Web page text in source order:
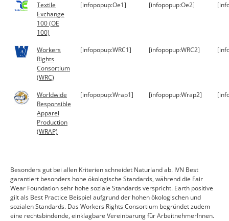
Textile
Exchange
100 (OE
100)
[infopopup:Oe1] [infopopup:Oe2]
Workers
Rights
Consortium
(WRC)
[infopopup:WRC1] [infopopup:WRC2]
Worldwide
Responsible
Apparel
Production
(WRAP)
[infopopup:Wrap1] [infopopup:Wrap2]
Besonders gut bei allen Kriterien schneidet Naturland ab. IVN Best
garantiert besonders hohe ökologische Standards, während die Fair
Wear Foundation sehr hohe soziale Standards verspricht. Earth positive
gilt als Best Practice Beispiel aufgrund der hohen ökologischen und
sozialen Standards. Das Workers Rights Consortium begründet zudem
eine rechtsbindende, einklagbare Vereinbarung für ArbeitnehmerInnen.